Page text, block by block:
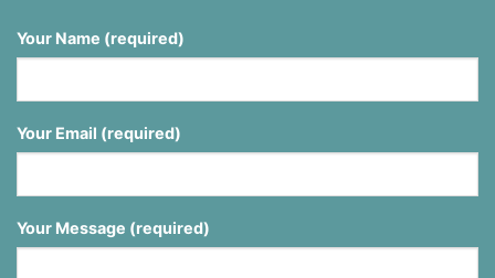
Your Name (required)
Your Email (required)
Your Message (required)